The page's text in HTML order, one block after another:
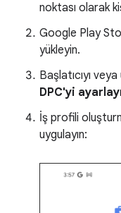
noktası olarak
Google Play
yükleyin.
Başlatıcıyı
DPC'yi
İş profili
uygulayın: